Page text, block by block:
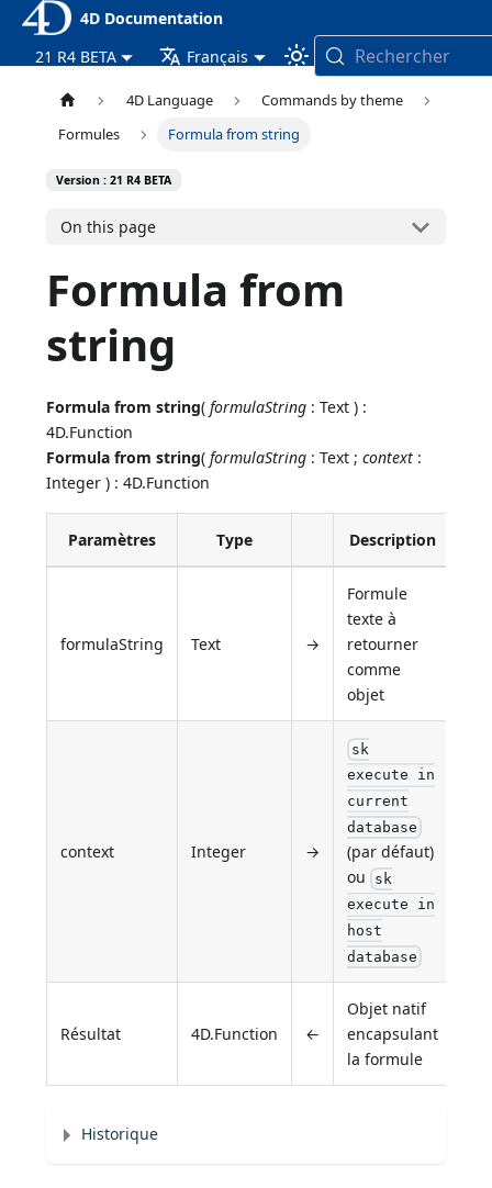
4D Documentation
21 R4 BETA
Français Rechercher
4D Language
Commands by theme
Formules
Formula from string
Version : 21 R4 BETA
On this page
Formula from
string
Formula from string(formulaString : Text ) :
4D.Function
Formula from string(formulaString : Text ;context :
Integer ) : 4D.Function
Paramètres Type Description
formulaString Text →
Formule
texte à
retourner
comme
objet
context Integer →
sk
execute in
current
database
(par défaut)
ou sk
execute in
host
database
Résultat 4D.Function ←
Objet natif
encapsulant
la formule
Historique